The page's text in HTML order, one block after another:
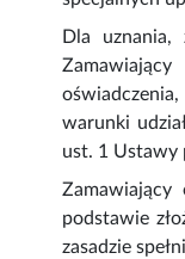
Dla uznania,
warunki
ust. 1 Ustawy
Zamawiający
podstawie
zasadzie